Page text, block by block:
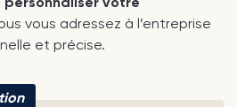
vous adressez à l’entreprise
et précise.